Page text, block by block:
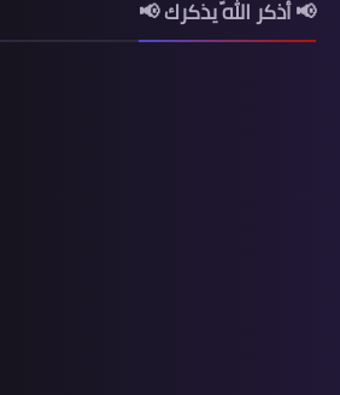
📢 أذكر اللّه يذكرك 📢